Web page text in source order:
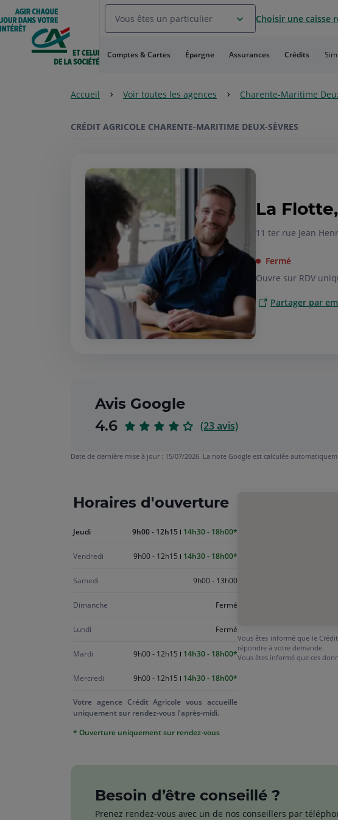
Aller
au
Menu
Aller au
Contenu
Vous êtes un particulier Choisir une caisse
Comptes & Cartes Épargne Assurances Crédits
Accueil Voir toutes les agences Charente-Maritime
CRÉDIT AGRICOLE CHARENTE-MARITIME DEUX-SÈVRES
La
11 ter rue Jean
Fermé
Ouvre sur RDV
Partager par
Avis Google
4.6sur
(23 avis)
Date de dernière mise à jour : 15/07/2026. La note Google est calculée
Horaires d'ouverture
JeudiAujourd'hui
9h00 - 12h15 14h30 - 18h00
Vendredi 9h00 - 12h15 14h30 - 18h00
Samedi 9h00 - 13h00
Dimanche Fermé
Lundi Fermé
Mardi 9h00 - 12h15 14h30 - 18h00
Mercredi 9h00 - 12h15 14h30 - 18h00
Votre agence Crédit Agricole vous accueille
uniquement sur rendez-vous l'après-midi.
* Ouverture uniquement sur rendez-vous
Vous êtes informé que le
répondre à votre demande.
Vous êtes informé que ces
Besoin d’être conseillé ?
Prenez rendez-vous avec un de nos conseillers par